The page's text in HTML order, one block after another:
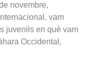
novembre,
vam
juvenils en què vam
Occidental,